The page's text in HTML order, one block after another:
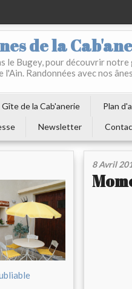
de la
le Bugey, pour découvrir
l'Ain. Randonnées avec nos
Gîte de la Cab'anerie Plan
Newsletter
8 Avril